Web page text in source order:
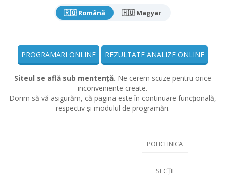
🇷🇴 Română 🇭🇺 Magyar
PROGRAMARI ONLINE REZULTATE ANALIZE ONLINE
Siteul se află sub mentență. Ne cerem scuze pentru orice
inconveniente create.
Dorim să vă asigurăm, că pagina este în continuare funcțională,
respectiv și modulul de programări.
POLICLINICA
SECȚII